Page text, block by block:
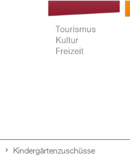
Kindergärtenzuschüsse